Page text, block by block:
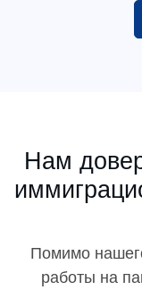
Нам
Помимо
работы на